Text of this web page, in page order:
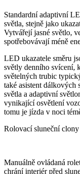
Standardní adaptivní
světla, stejně jako
Vytvářejí jasné světlo,
spotřebovávají méně
LED ukazatele směru
světly denního svícení,
světelných trubic
také asistent
světla a adaptivní
vynikající osvětlení
tomu je jízda v noci
Rolovací sluneční
Manuálně ovládaná
chrání interiér před